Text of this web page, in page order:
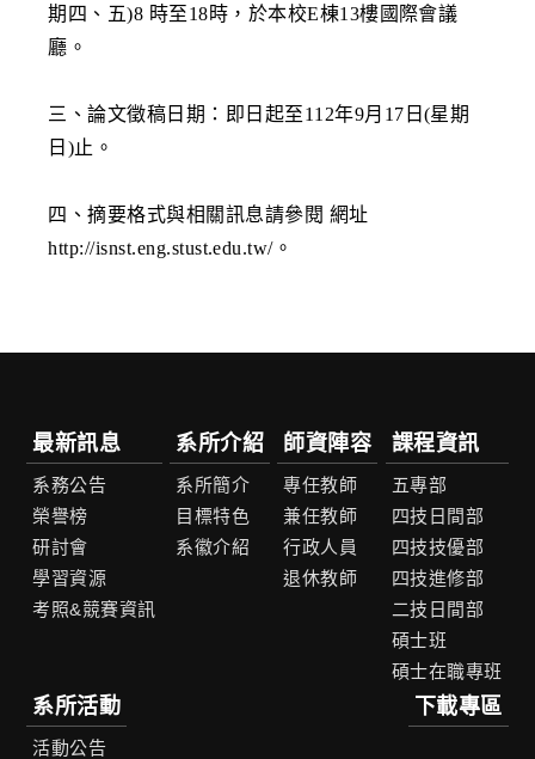
期四、五)8 時至18時，於本校E棟13樓國際會議
廳。
三、論文徵稿日期：即日起至112年9月17日(星期
日)止。
四、摘要格式與相關訊息請參閱 網址
http://isnst.eng.stust.edu.tw/。
最新訊息
系務公告
榮譽榜
研討會
學習資源
考照&競賽資訊
系所介紹
系所簡介
目標特色
系徽介紹
師資陣容
專任教師
兼任教師
行政人員
退休教師
課程資訊
五專部
四技日間部
四技技優部
四技進修部
二技日間部
碩士班
碩士在職專班
系所活動
活動公告
下載專區